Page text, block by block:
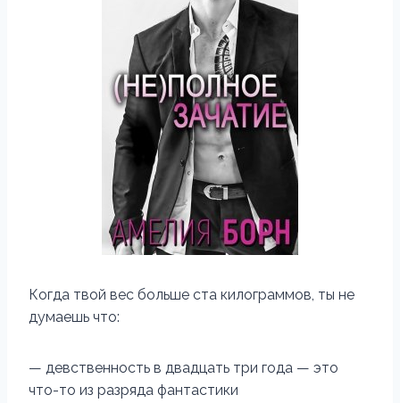
Когда твой вес больше ста килограммов, ты не
думаешь что:
— девственность в двадцать три года — это
что-то из разряда фантастики